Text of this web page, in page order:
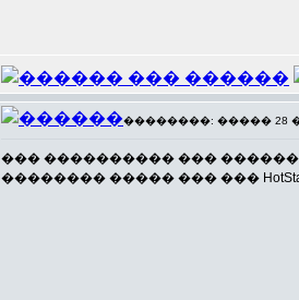
��������: ����� 28 ���
��� ���������� ���
�������� ����� ��� ���